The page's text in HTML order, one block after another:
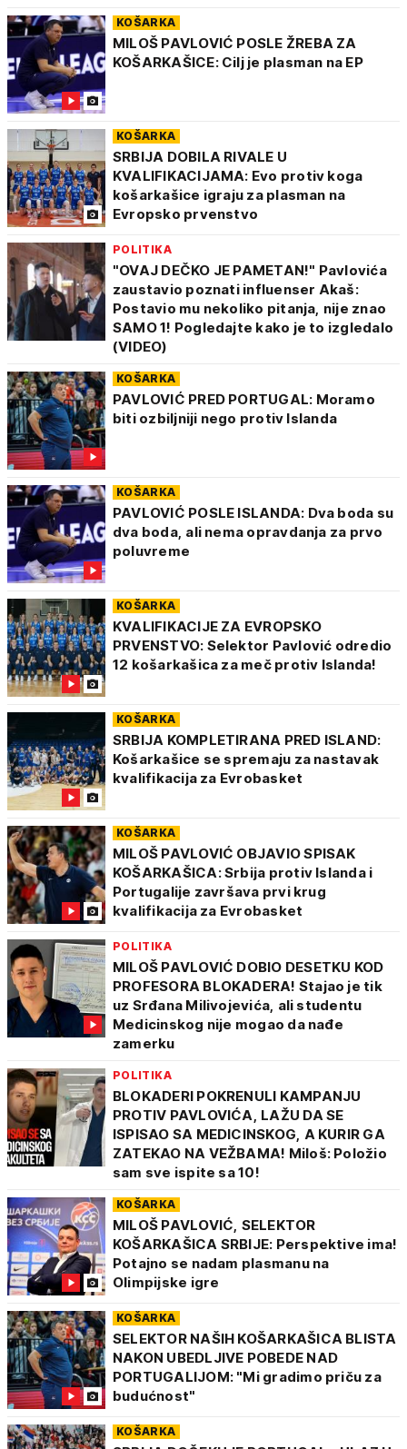
KOŠARKA
MILOŠ PAVLOVIĆ POSLE ŽREBA ZA
KOŠARKAŠICE: Cilj je plasman na EP
KOŠARKA
SRBIJA DOBILA RIVALE U
KVALIFIKACIJAMA: Evo protiv koga
košarkašice igraju za plasman na
Evropsko prvenstvo
POLITIKA
"OVAJ DEČKO JE PAMETAN!" Pavlovića
zaustavio poznati influenser Akaš:
Postavio mu nekoliko pitanja, nije znao
SAMO 1! Pogledajte kako je to izgledalo
(VIDEO)
KOŠARKA
PAVLOVIĆ PRED PORTUGAL: Moramo
biti ozbiljniji nego protiv Islanda
KOŠARKA
PAVLOVIĆ POSLE ISLANDA: Dva boda su
dva boda, ali nema opravdanja za prvo
poluvreme
KOŠARKA
KVALIFIKACIJE ZA EVROPSKO
PRVENSTVO: Selektor Pavlović odredio
12 košarkašica za meč protiv Islanda!
KOŠARKA
SRBIJA KOMPLETIRANA PRED ISLAND:
Košarkašice se spremaju za nastavak
kvalifikacija za Evrobasket
KOŠARKA
MILOŠ PAVLOVIĆ OBJAVIO SPISAK
KOŠARKAŠICA: Srbija protiv Islanda i
Portugalije završava prvi krug
kvalifikacija za Evrobasket
POLITIKA
MILOŠ PAVLOVIĆ DOBIO DESETKU KOD
PROFESORA BLOKADERA! Stajao je tik
uz Srđana Milivojevića, ali studentu
Medicinskog nije mogao da nađe
zamerku
POLITIKA
BLOKADERI POKRENULI KAMPANJU
PROTIV PAVLOVIĆA, LAŽU DA SE
ISPISAO SA MEDICINSKOG, A KURIR GA
ZATEKAO NA VEŽBAMA! Miloš: Položio
sam sve ispite sa 10!
KOŠARKA
MILOŠ PAVLOVIĆ, SELEKTOR
KOŠARKAŠICA SRBIJE: Perspektive ima!
Potajno se nadam plasmanu na
Olimpijske igre
KOŠARKA
SELEKTOR NAŠIH KOŠARKAŠICA BLISTA
NAKON UBEDLJIVE POBEDE NAD
PORTUGALIJOM: "Mi gradimo priču za
budućnost"
KOŠARKA